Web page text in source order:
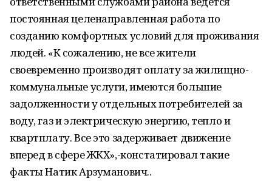
постоянная целенаправленная работа по
созданию комфортных условий для проживания
людей. «К сожалению, не все жители
своевременно производят оплату за жилищно-
коммунальные услуги, имеются большие
задолженности у отдельных потребителей за
воду, газ и электрическую энергию, тепло и
квартплату. Все это задерживает движение
вперед в сфере ЖКХ»,-констатировал такие
факты Натик Арзуманович..